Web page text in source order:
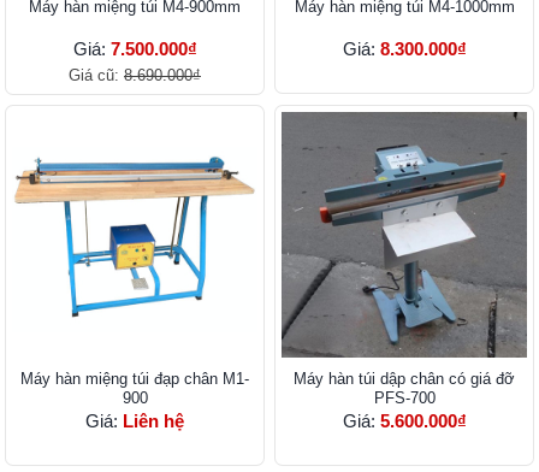
Máy hàn miệng túi M4-900mm
Giá: 7.500.000₫
Giá cũ: 8.690.000₫
Máy hàn miệng túi M4-1000mm
Giá: 8.300.000₫
Máy hàn miệng túi đạp chân M1-
900
Giá: Liên hệ
Máy hàn túi dập chân có giá đỡ
PFS-700
Giá: 5.600.000₫